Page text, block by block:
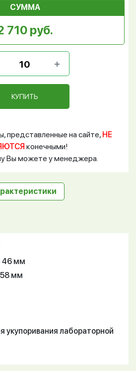
СУММА
710 руб.
КУПИТЬ
представленные на сайте, НЕ
конечными!
Вы можете у менеджера.
46 мм
мм
укупоривания лабораторной